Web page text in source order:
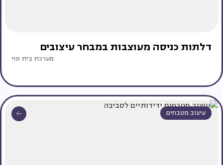
דלתות כניסה מעוצבות במבחר עיצובים
מערכת בית ונוי
עיצוב מטבחים